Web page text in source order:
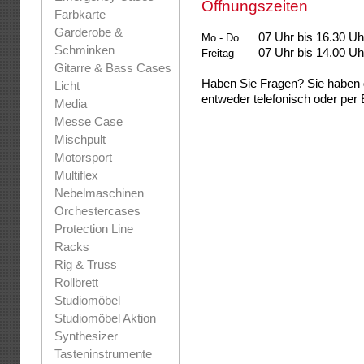
Farbkarte
Garderobe &
Schminken
Gitarre & Bass Cases
Licht
Media
Messe Case
Mischpult
Motorsport
Multiflex
Nebelmaschinen
Orchestercases
Protection Line
Racks
Rig & Truss
Rollbrett
Studiomöbel
Studiomöbel Aktion
Synthesizer
Tasteninstrumente
Öffnungszeiten
Mo - Do 07 Uhr bis 16.30
Freitag 07 Uhr bis 14.00
Haben Sie Fragen? Sie
entweder telefonisch oder